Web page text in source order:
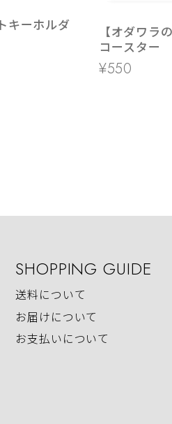
キーホルダ
【オダワラ
コースター
¥550
SHOPPING GUIDE
送料について
お届けについて
お支払いについて